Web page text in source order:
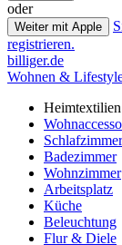
oder
Weiter mit Apple
registrieren.
billiger.de
Wohnen &
Heimtextilien
Schlafzimmer
Badezimmer
Wohnzimmer
Arbeitsplatz
Küche
Beleuchtung
Flur & Diele